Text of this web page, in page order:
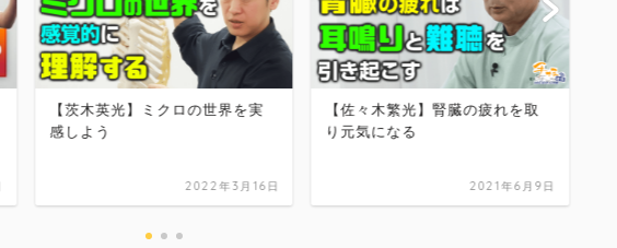
【茨木英光】ミクロの世界を実
感しよう
2022年3月16日
【佐々木繁光】腎臓の疲れを取
り元気になる
2021年6月9日